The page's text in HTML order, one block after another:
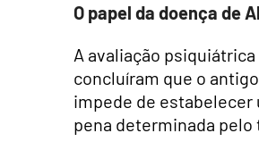
O papel da doença de
A avaliação
concluíram que o
impede de estabelecer
pena determinada pelo